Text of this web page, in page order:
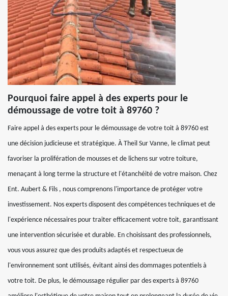
Pourquoi faire appel à des experts pour le
démoussage de votre toit à 89760 ?
Faire appel à des experts pour le démoussage de votre toit à 89760 est
une décision judicieuse et stratégique. À Theil Sur Vanne, le climat peut
favoriser la prolifération de mousses et de lichens sur votre toiture,
menaçant à long terme la structure et l'étanchéité de votre maison. Chez
Ent. Aubert & Fils , nous comprenons l'importance de protéger votre
investissement. Nos experts disposent des compétences techniques et de
l'expérience nécessaires pour traiter efficacement votre toit, garantissant
une intervention sécurisée et durable. En choisissant des professionnels,
vous vous assurez que des produits adaptés et respectueux de
l'environnement sont utilisés, évitant ainsi des dommages potentiels à
votre toit. De plus, le démoussage régulier par des experts à 89760